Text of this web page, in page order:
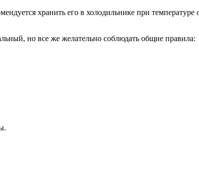
хранить его в холодильнике при температуре
но все же желательно соблюдать общие правила: